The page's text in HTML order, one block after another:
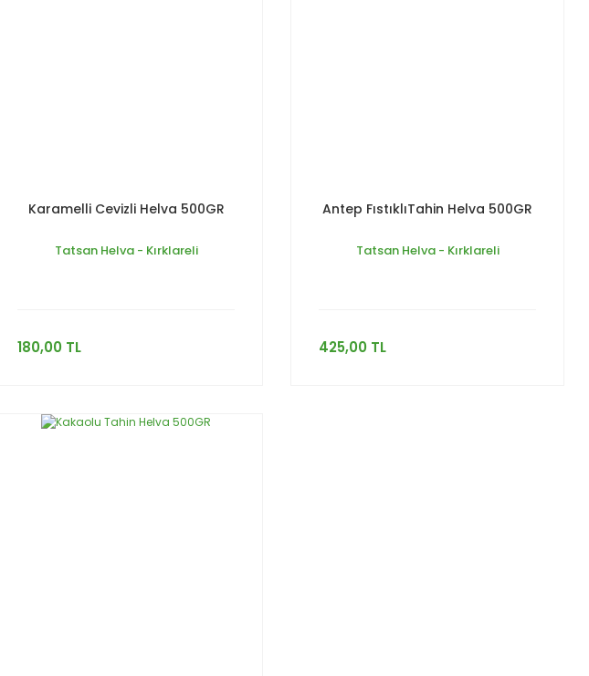
Karamelli Cevizli Helva 500GR
Tatsan Helva - Kırklareli
180,00 TL
Antep FıstıklıTahin Helva 500GR
Tatsan Helva - Kırklareli
425,00 TL